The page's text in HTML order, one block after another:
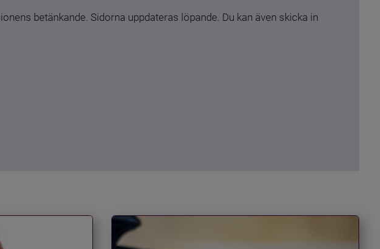
betänkande. Sidorna uppdateras löpande. Du kan även skicka in